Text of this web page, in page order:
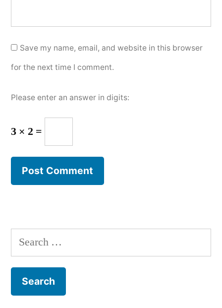
Save my name, email, and website in this browser
for the next time I comment.
Please enter an answer in digits:
3 × 2 =
Search
for: